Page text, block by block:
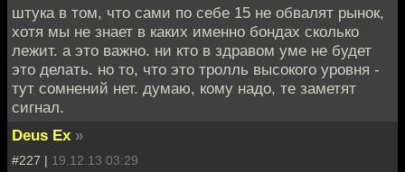
штука в том, что сами по себе 15 не обвалят рынок,
хотя мы не знает в каких именно бондах сколько
лежит. а это важно. ни кто в здравом уме не будет
это делать. но то, что это тролль высокого уровня -
тут сомнений нет. думаю, кому надо, те заметят
сигнал.
Deus Ex »
#227 | 19.12.13 03:29